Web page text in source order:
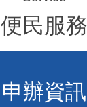
便民服務
申辦資訊